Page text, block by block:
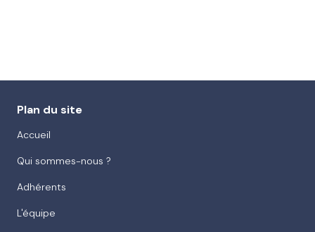
Plan du site
Accueil
Qui sommes-nous ?
Adhérents
L'équipe